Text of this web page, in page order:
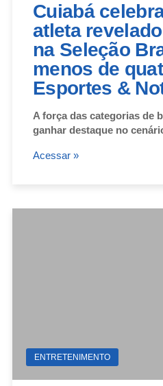
Cuiabá
atleta
na Seleção
menos de
Esportes &
A força das categorias de
ganhar destaque no
Acessar »
ENTRETENIMENTO